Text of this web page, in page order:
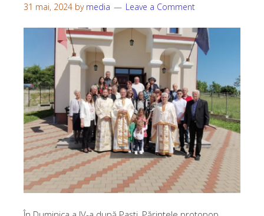
31 mai, 2024 by media Leave a Comment